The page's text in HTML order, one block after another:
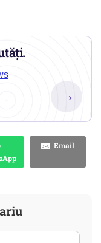
→
Email